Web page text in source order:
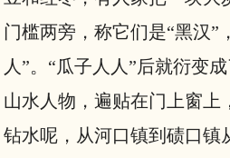
门槛两旁，称它们是“黑汉”
人”。“瓜子人人”后就衍变
山水人物，遍贴在门上窗上
钻水呢，从河口镇到碛口镇